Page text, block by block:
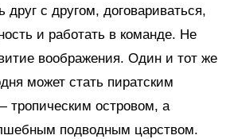
друг с другом, договариваться,
и работать в команде. Не
воображения. Один и тот же
может стать пиратским
тропическим островом, а
подводным царством.